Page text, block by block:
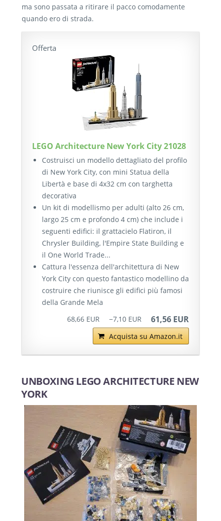
ma sono passata a ritirare il pacco comodamente
quando ero di strada.
Offerta
LEGO Architecture New York City 21028
Costruisci un modello dettagliato del profilo
di New York City, con mini Statua della
Libertà e base di 4x32 cm con targhetta
decorativa
Un kit di modellismo per adulti (alto 26 cm,
largo 25 cm e profondo 4 cm) che include i
seguenti edifici: il grattacielo Flatiron, il
Chrysler Building, l'Empire State Building e
il One World Trade...
Cattura l'essenza dell'architettura di New
York City con questo fantastico modellino da
costruire che riunisce gli edifici più famosi
della Grande Mela
68,66 EUR
−7,10 EUR 61,56 EUR
Acquista su Amazon.it
UNBOXING LEGO ARCHITECTURE NEW
YORK